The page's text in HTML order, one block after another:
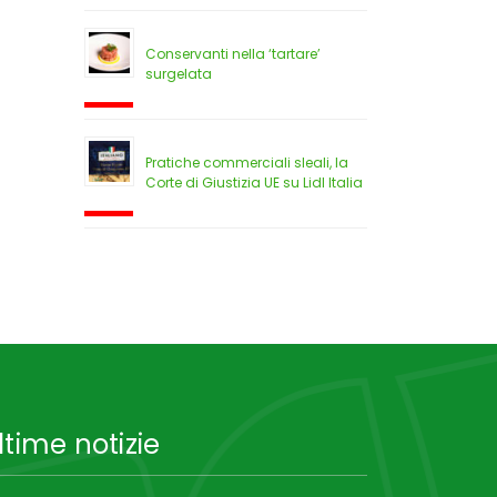
Conservanti nella ‘tartare’
surgelata
Pratiche commerciali sleali, la
Corte di Giustizia UE su Lidl Italia
notizie